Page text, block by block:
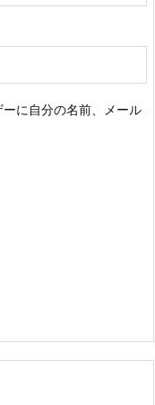
に自分の名前、メール